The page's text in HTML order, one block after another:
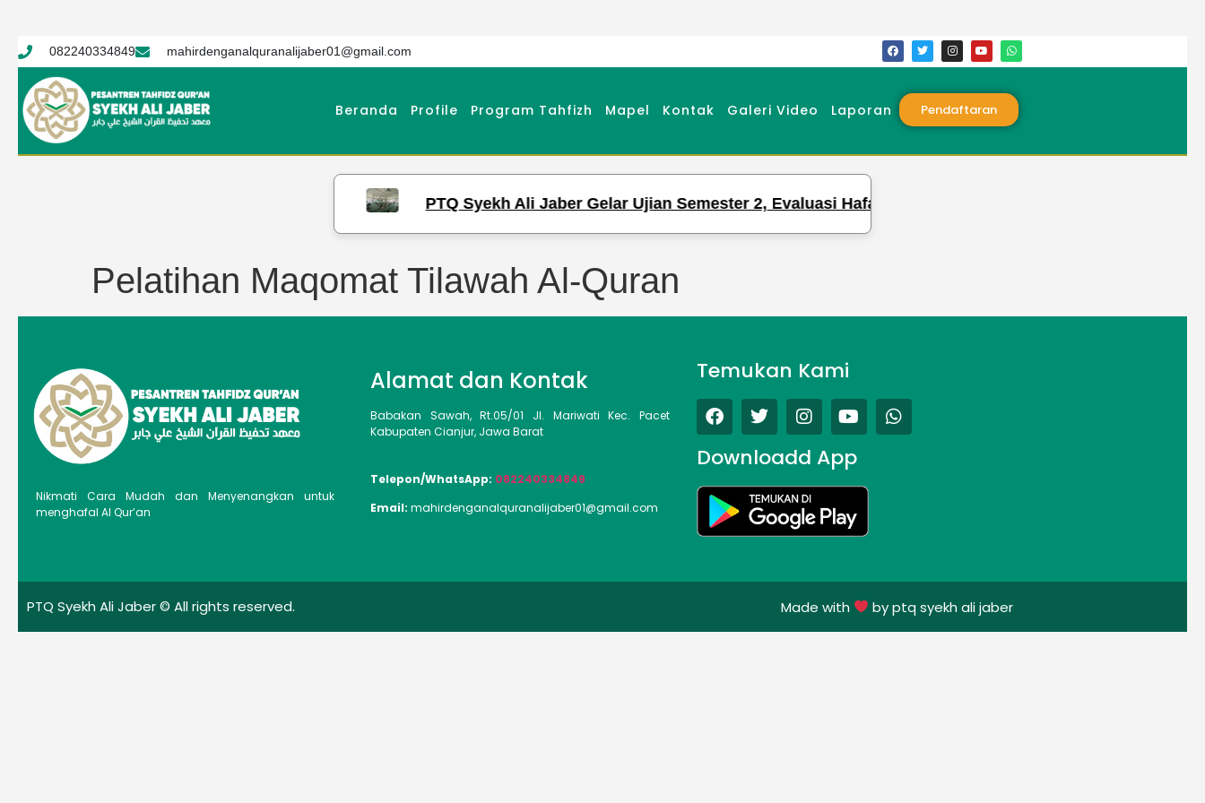
082240334849 mahirdenganalquranalijaber01@gmail.com
Beranda Profile Program Tahfizh Mapel Kontak Galeri Video Laporan Pendaftaran
PTQ Syekh Ali Jaber Gelar Ujian Semester 2, Evaluasi Hafalan dan Pengetahuan Para Santri
Pelatihan Maqomat Tilawah Al-Quran
Nikmati Cara Mudah dan Menyenangkan untuk
menghafal Al Qur’an
Alamat dan Kontak
Babakan Sawah, Rt.05/01 Jl. Mariwati Kec. Pacet
Kabupaten Cianjur, Jawa Barat
Telepon/WhatsApp: 082240334849
Email:mahirdenganalquranalijaber01@gmail.com
Temukan Kami
Downloadd App
PTQ Syekh Ali Jaber © All rights reserved. Made with by ptq syekh ali jaber